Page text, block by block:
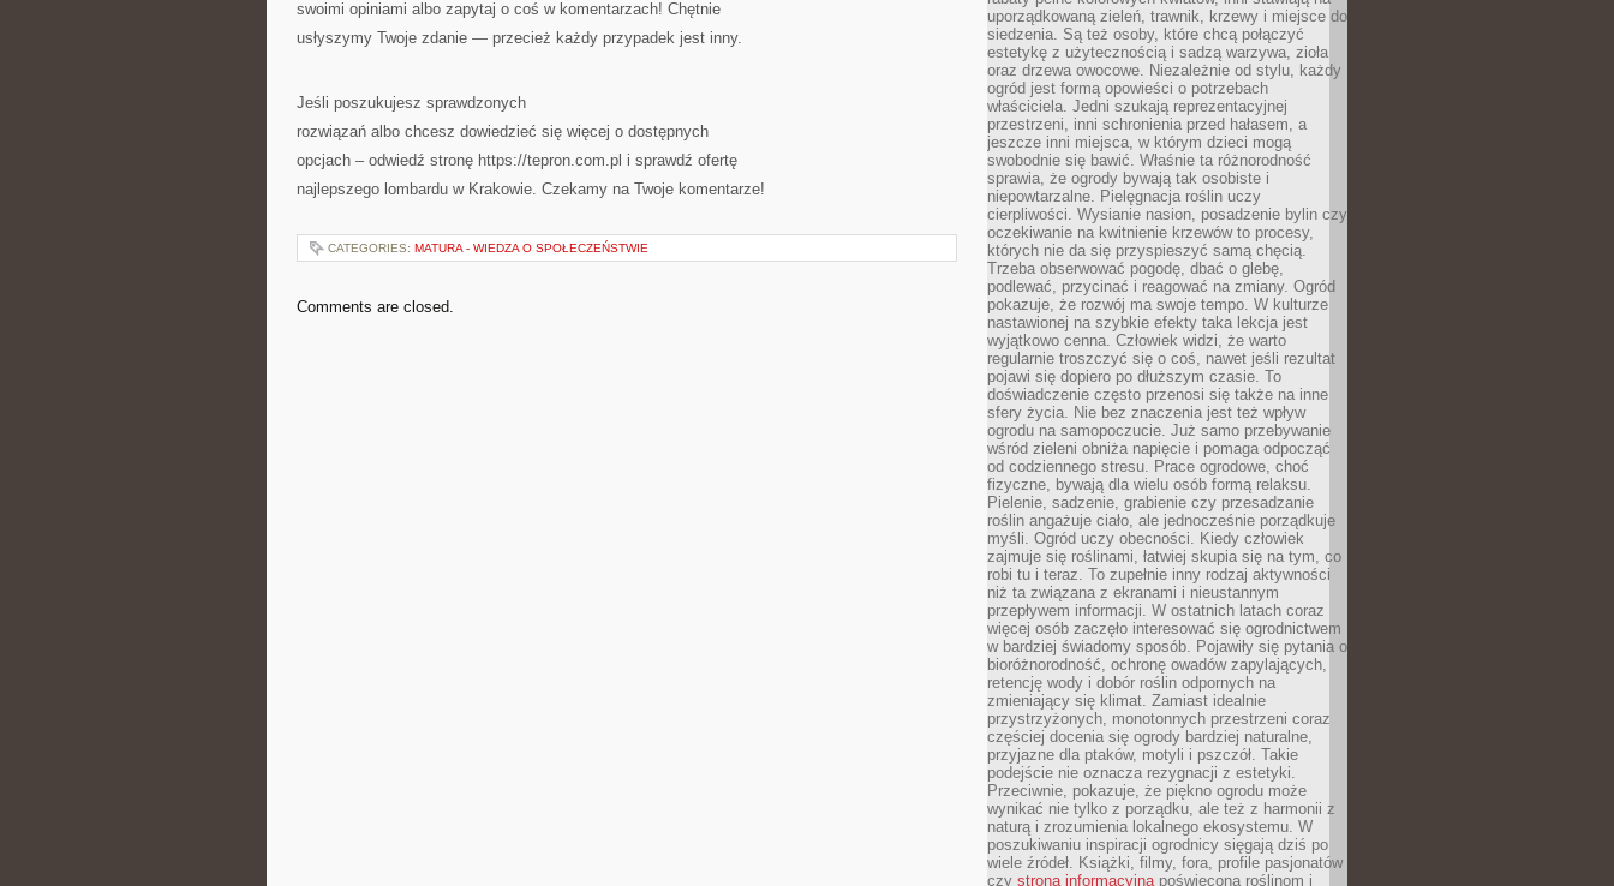
swoimi opiniami albo zapytaj o coś w komentarzach! Chętnie
usłyszymy Twoje zdanie — przecież każdy przypadek jest inny.
Jeśli poszukujesz sprawdzonych
rozwiązań albo chcesz dowiedzieć się więcej o dostępnych
opcjach – odwiedź stronę https://tepron.com.pl i sprawdź ofertę
najlepszego lombardu w Krakowie. Czekamy na Twoje komentarze!
CATEGORIES: MATURA - WIEDZA O SPOŁECZEŃSTWIE
Comments are closed.
uporządkowaną zieleń, trawnik, krzewy i miejsce do
siedzenia. Są też osoby, które chcą połączyć
estetykę z użytecznością i sadzą warzywa, zioła
oraz drzewa owocowe. Niezależnie od stylu, każdy
ogród jest formą opowieści o potrzebach
właściciela. Jedni szukają reprezentacyjnej
przestrzeni, inni schronienia przed hałasem, a
jeszcze inni miejsca, w którym dzieci mogą
swobodnie się bawić. Właśnie ta różnorodność
sprawia, że ogrody bywają tak osobiste i
niepowtarzalne. Pielęgnacja roślin uczy
cierpliwości. Wysianie nasion, posadzenie bylin czy
oczekiwanie na kwitnienie krzewów to procesy,
których nie da się przyspieszyć samą chęcią.
Trzeba obserwować pogodę, dbać o glebę,
podlewać, przycinać i reagować na zmiany. Ogród
pokazuje, że rozwój ma swoje tempo. W kulturze
nastawionej na szybkie efekty taka lekcja jest
wyjątkowo cenna. Człowiek widzi, że warto
regularnie troszczyć się o coś, nawet jeśli rezultat
pojawi się dopiero po dłuższym czasie. To
doświadczenie często przenosi się także na inne
sfery życia. Nie bez znaczenia jest też wpływ
ogrodu na samopoczucie. Już samo przebywanie
wśród zieleni obniża napięcie i pomaga odpocząć
od codziennego stresu. Prace ogrodowe, choć
fizyczne, bywają dla wielu osób formą relaksu.
Pielenie, sadzenie, grabienie czy przesadzanie
roślin angażuje ciało, ale jednocześnie porządkuje
myśli. Ogród uczy obecności. Kiedy człowiek
zajmuje się roślinami, łatwiej skupia się na tym, co
robi tu i teraz. To zupełnie inny rodzaj aktywności
niż ta związana z ekranami i nieustannym
przepływem informacji. W ostatnich latach coraz
więcej osób zaczęło interesować się ogrodnictwem
w bardziej świadomy sposób. Pojawiły się pytania o
bioróżnorodność, ochronę owadów zapylających,
retencję wody i dobór roślin odpornych na
zmieniający się klimat. Zamiast idealnie
przystrzyżonych, monotonnych przestrzeni coraz
częściej docenia się ogrody bardziej naturalne,
przyjazne dla ptaków, motyli i pszczół. Takie
podejście nie oznacza rezygnacji z estetyki.
Przeciwnie, pokazuje, że piękno ogrodu może
wynikać nie tylko z porządku, ale też z harmonii z
naturą i zrozumienia lokalnego ekosystemu. W
poszukiwaniu inspiracji ogrodnicy sięgają dziś po
wiele źródeł. Książki, filmy, fora, profile pasjonatów
czy strona informacyjnapoświęcona roślinom i